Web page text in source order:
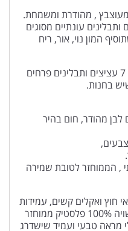
, מהודרת ומשמחת.
ותבלינים עונתיים מסוגים
המון נוי, אור, ריח
– קערה קוטר 30-35 ס”מ – 5 עד 7 עציצים ותבלינים פרחים
בחנות.
מהודר, חום בהיר
, הממוחזר לטובת שמירה
חוץ ואקלים קשים, עמידות
מעולה בשמש, מים. . הקערה עשויה 100% פלסטיק ממוחזר
מראה טבעי ועמיד שישדרג